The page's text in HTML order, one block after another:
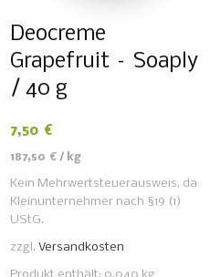
Deocreme
Grapefruit – Soaply
/ 40 g
7,50 €
187,50 € / kg
Kein Mehrwertsteuerausweis, da
Kleinunternehmer nach §19 (1)
UStG.
zzgl. Versandkosten